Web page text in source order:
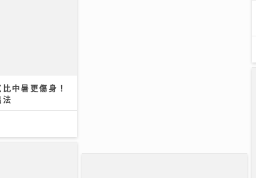
中暑更傷身！
法